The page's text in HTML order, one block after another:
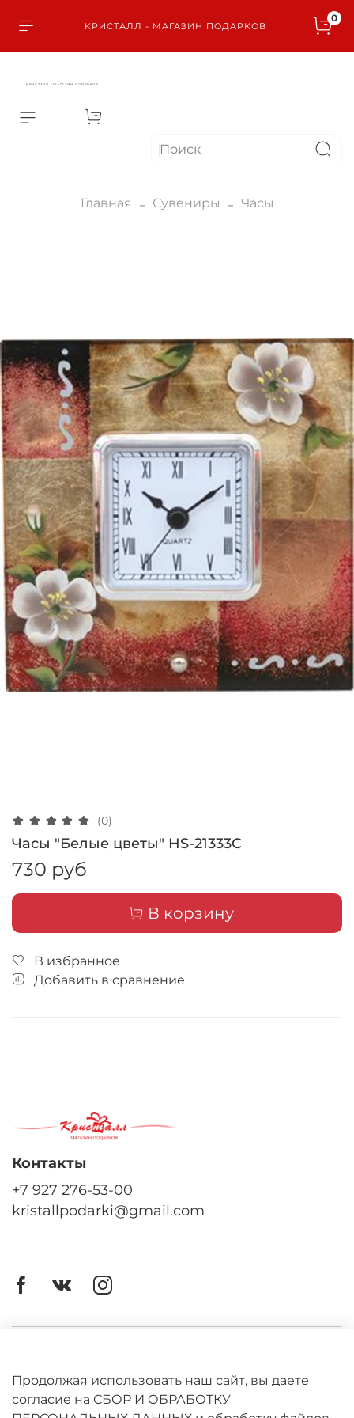
КРИСТАЛЛ - МАГАЗИН ПОДАРКОВ
0
КРИСТАЛЛ - МАГАЗИН ПОДАРКОВ
Главная Сувениры Часы
(0)
Часы "Белые цветы" HS-21333С
730 руб
В корзину
В избранное
Добавить в сравнение
Оферта
Политика конфиденциальности
Контакты
+7 927 276-53-00
kristallpodarki@gmail.com
Продолжая использовать наш сайт, вы даете
согласие на СБОР И ОБРАБОТКУ